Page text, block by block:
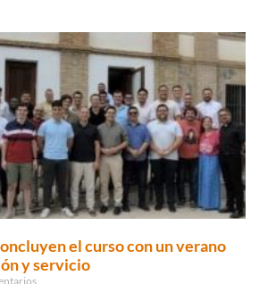
el curso con un verano
y servicio